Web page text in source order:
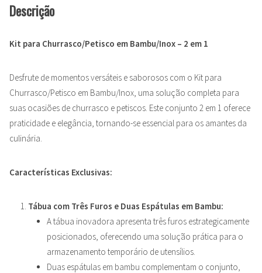
Descrição
Kit para Churrasco/Petisco em Bambu/Inox – 2 em 1
Desfrute de momentos versáteis e saborosos com o Kit para
Churrasco/Petisco em Bambu/Inox, uma solução completa para
suas ocasiões de churrasco e petiscos. Este conjunto 2 em 1 oferece
praticidade e elegância, tornando-se essencial para os amantes da
culinária.
Características Exclusivas:
Tábua com Três Furos e Duas Espátulas em Bambu:
A tábua inovadora apresenta três furos estrategicamente
posicionados, oferecendo uma solução prática para o
armazenamento temporário de utensílios.
Duas espátulas em bambu complementam o conjunto,